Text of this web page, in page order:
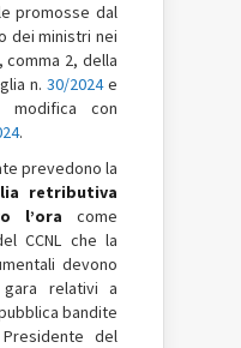
promosse dal
dei ministri nei
comma 2, della
n. 30/2024e
modifica con
.
prevedono la
retributiva
l’ora come
CCNL che la
devono
relativi a
bandite
del